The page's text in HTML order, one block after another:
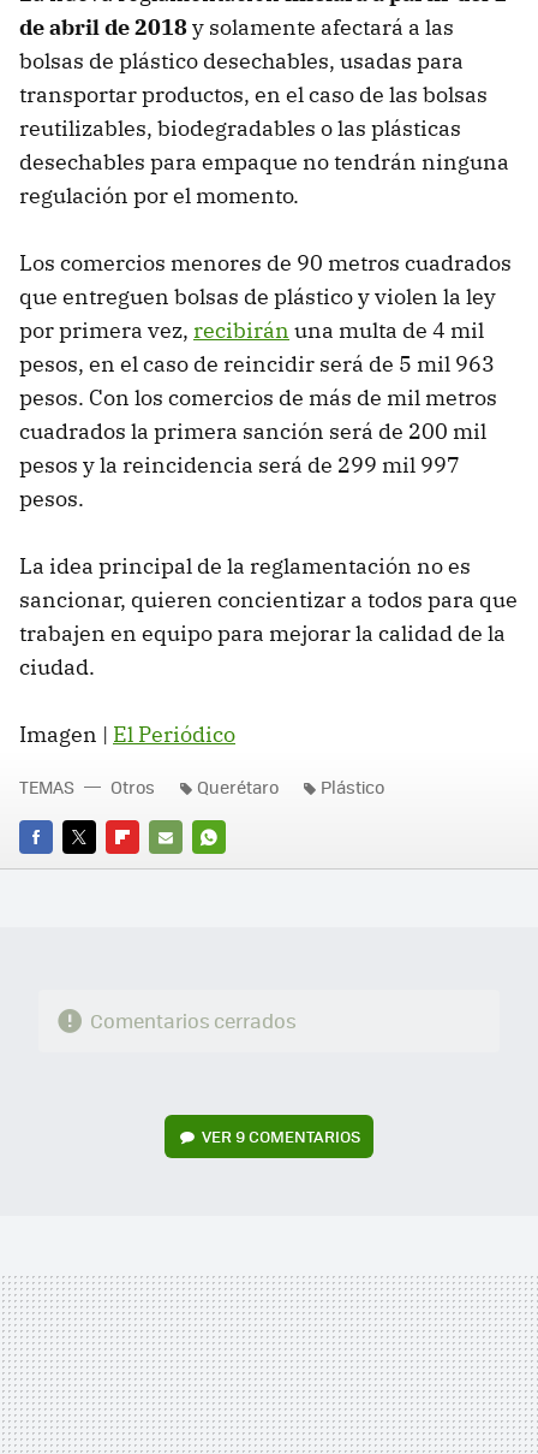
de abril de 2018y solamente afectará a las
bolsas de plástico desechables, usadas para
transportar productos, en el caso de las bolsas
reutilizables, biodegradables o las plásticas
desechables para empaque no tendrán ninguna
regulación por el momento.
Los comercios menores de 90 metros cuadrados
que entreguen bolsas de plástico y violen la ley
por primera vez, recibirán una multa de 4 mil
pesos, en el caso de reincidir será de 5 mil 963
pesos. Con los comercios de más de mil metros
cuadrados la primera sanción será de 200 mil
pesos y la reincidencia será de 299 mil 997
pesos.
La idea principal de la reglamentación no es
sancionar, quieren concientizar a todos para que
trabajen en equipo para mejorar la calidad de la
ciudad.
Imagen | El Periódico
FACEBOOK
TWITTERFLIPBOARD
E-
WHATSAPP
TEMAS Otros Querétaro Plástico
Comentarios cerrados
VER9 COMENTARIOS